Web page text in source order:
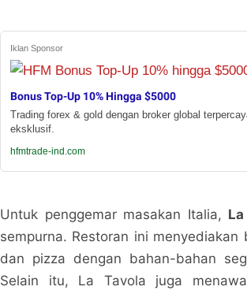
Iklan Sponsor
Bonus Top-Up 10% Hingga $5000
Trading forex & gold dengan broker global
eksklusif.
hfmtrade-ind.com
Untuk penggemar masakan Italia,
sempurna. Restoran ini
dan pizza dengan bahan-bahan
Selain itu, La Tavola juga